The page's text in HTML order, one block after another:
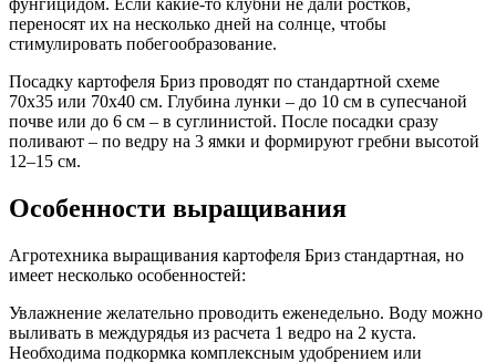
фунгицидом. Если какие-то клубни не дали ростков,
переносят их на несколько дней на солнце, чтобы
стимулировать побегообразование.
Посадку картофеля Бриз проводят по стандартной схеме
70х35 или 70х40 см. Глубина лунки – до 10 см в супесчаной
почве или до 6 см – в суглинистой. После посадки сразу
поливают – по ведру на 3 ямки и формируют гребни высотой
12–15 см.
Особенности выращивания
Агротехника выращивания картофеля Бриз стандартная, но
имеет несколько особенностей:
Увлажнение желательно проводить еженедельно. Воду можно
выливать в междурядья из расчета 1 ведро на 2 куста.
Необходима подкормка комплексным удобрением или